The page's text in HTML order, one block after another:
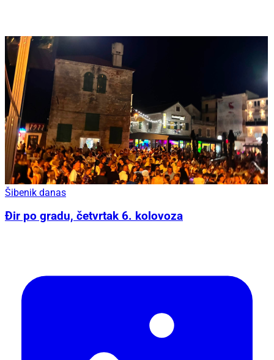
Šibenik danas
Đir po gradu, četvrtak 6. kolovoza